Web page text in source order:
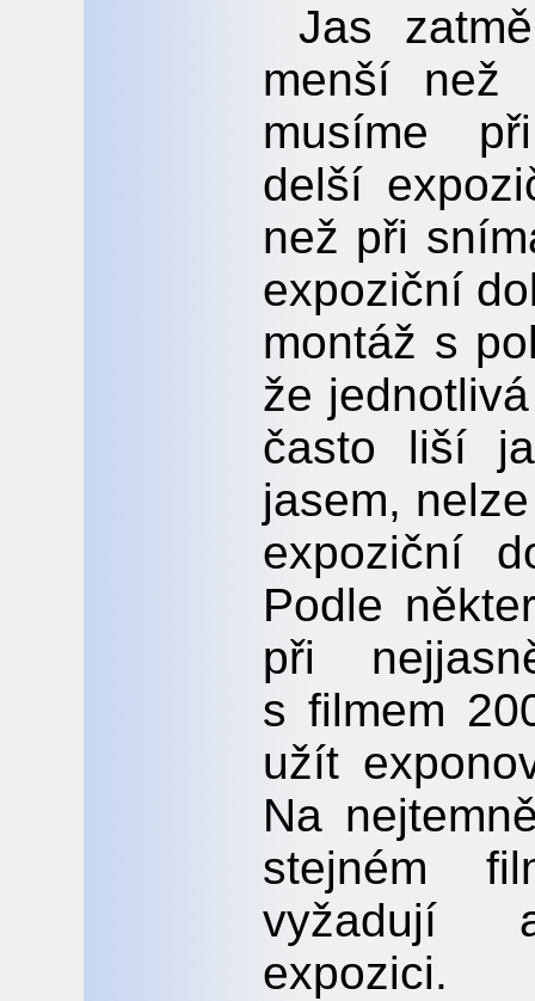
Jas
menší než
musíme
delší
než při
expoziční
montáž s
že
často liší
jasem,
expoziční
Podle
při
s filmem
užít
Na
stejném
vyžadují
expozici.